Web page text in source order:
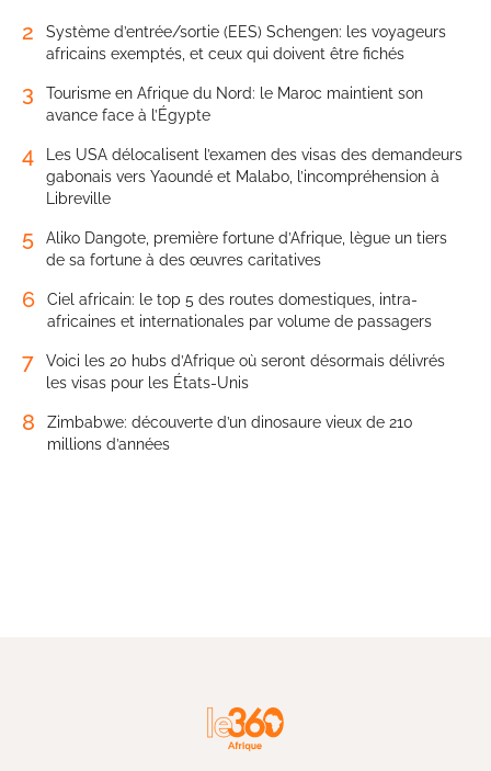
2
Système d’entrée/sortie (EES) Schengen: les voyageurs
africains exemptés, et ceux qui doivent être fichés
3
Tourisme en Afrique du Nord: le Maroc maintient son
avance face à l’Égypte
4
Les USA délocalisent l’examen des visas des demandeurs
gabonais vers Yaoundé et Malabo, l’incompréhension à
Libreville
5
Aliko Dangote, première fortune d’Afrique, lègue un tiers
de sa fortune à des œuvres caritatives
6
Ciel africain: le top 5 des routes domestiques, intra-
africaines et internationales par volume de passagers
7
Voici les 20 hubs d’Afrique où seront désormais délivrés
les visas pour les États-Unis
8
Zimbabwe: découverte d’un dinosaure vieux de 210
millions d’années